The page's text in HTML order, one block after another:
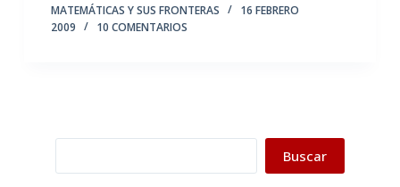
MATEMÁTICAS Y SUS FRONTERAS
16 FEBRERO
2009
10 COMENTARIOS
Buscar